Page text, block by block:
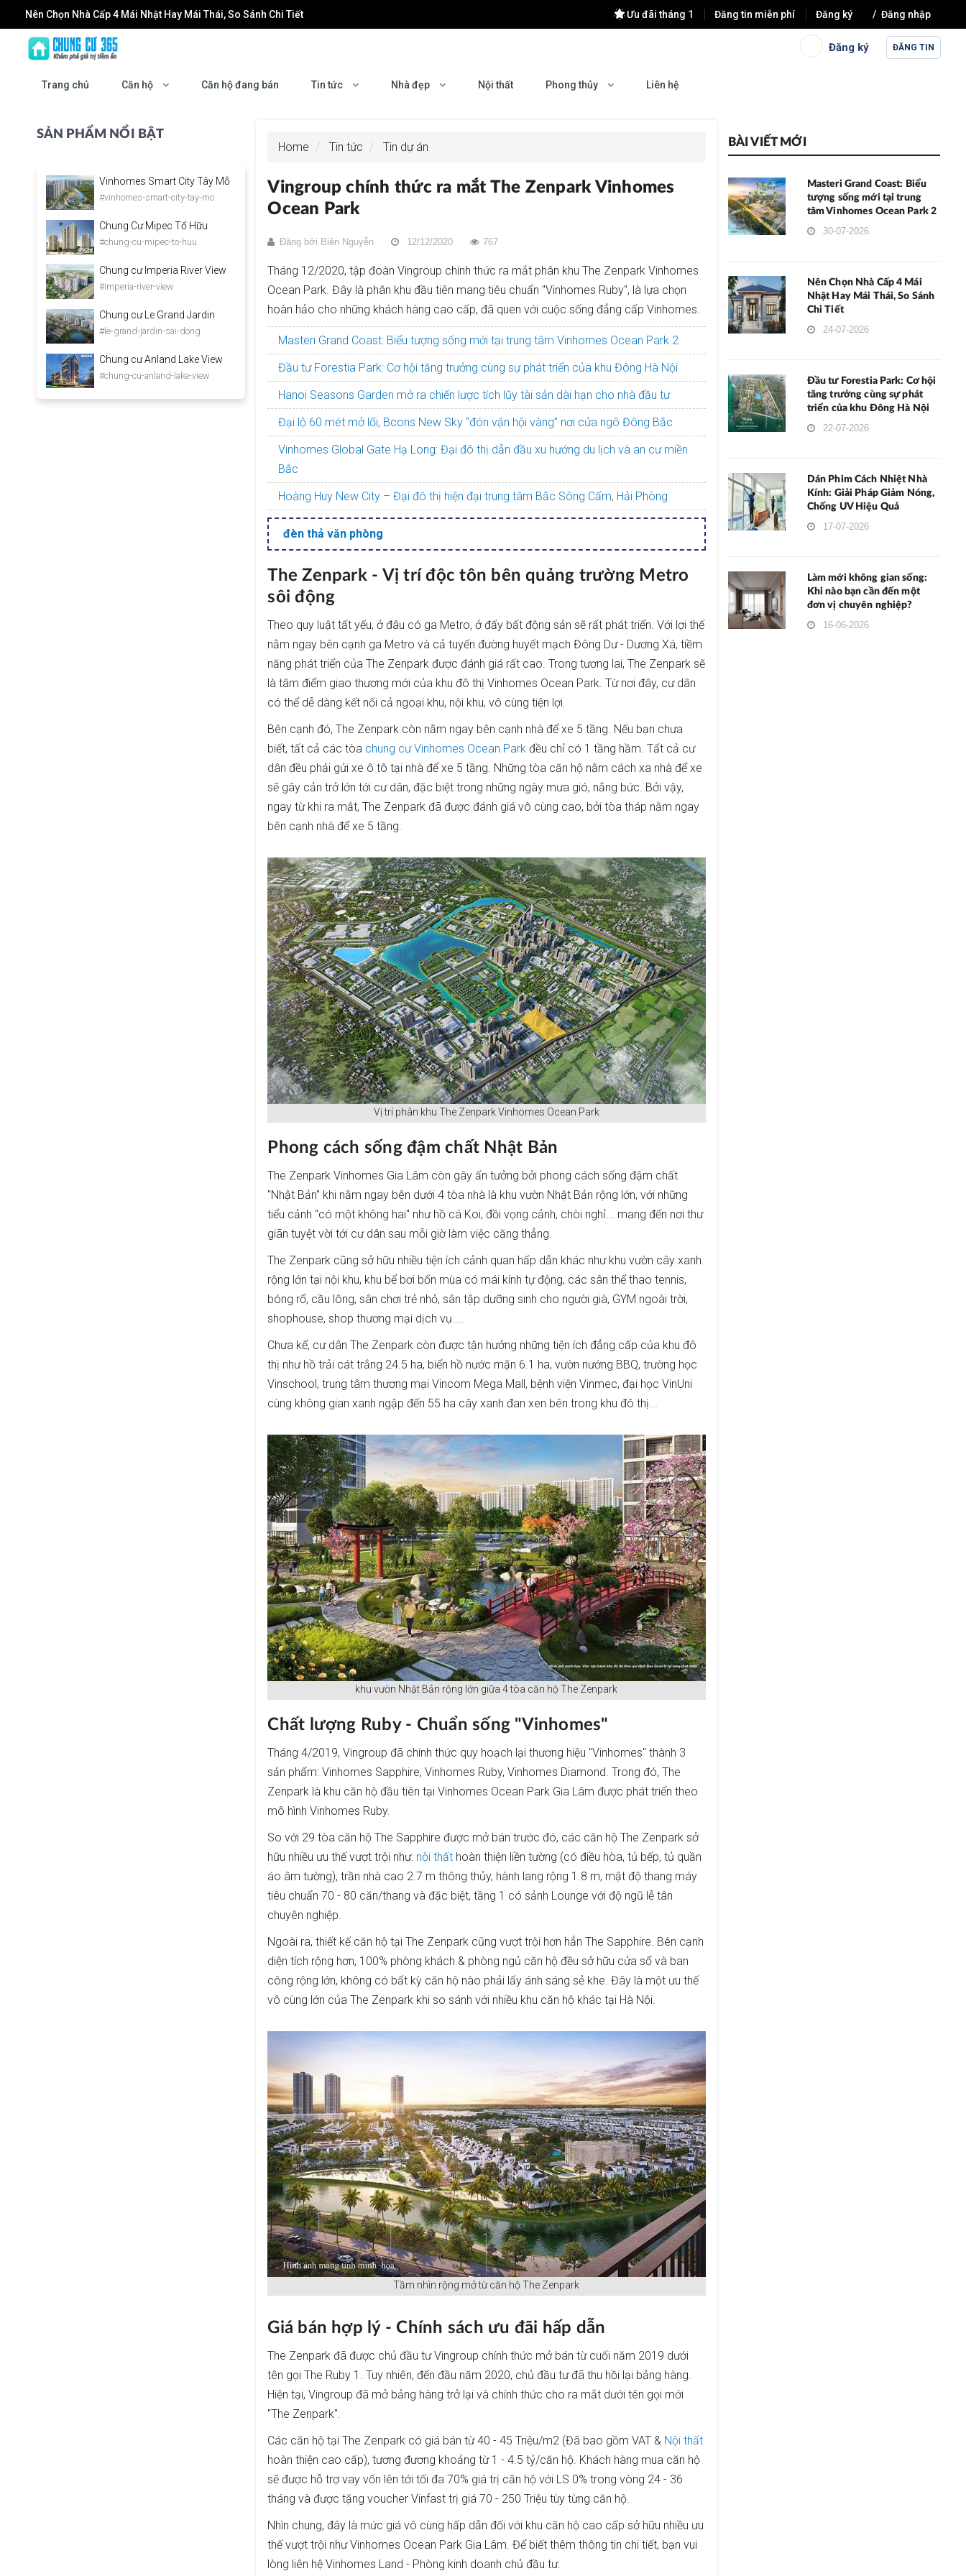
Nên Chọn Nhà Cấp 4 Mái Nhật Hay Mái Thái, So Sánh Chi Tiết
Đầu tư Forestia Park: Cơ hội tăng trưởng cùng sự phát triển của khu Đông Hà Nội
Masteri Grand Coast: Biểu tượng sống mới tại trung tâm Vinhomes Ocean Park 2
Ưu đãi tháng 1 Đăng tin miễn phí Đăng ký Đăng nhập
Đăng ký ĐĂNG TIN
Trang chủ Căn hộ Căn hộ đang bán Tin tức Nhà đẹp Nội thất Phong thủy Liên hệ
Home Tin tức Tin dự án
Vingroup chính thức ra mắt The Zenpark Vinhomes
Ocean Park
Đăng bởi Biên Nguyễn 12/12/2020 767
Tháng 12/2020, tập đoàn Vingroup chính thức ra mắt phân khu The Zenpark Vinhomes
Ocean Park. Đây là phân khu đầu tiên mang tiêu chuẩn "Vinhomes Ruby", là lựa chọn
hoàn hảo cho những khách hàng cao cấp, đã quen với cuộc sống đẳng cấp Vinhomes.
Masteri Grand Coast: Biểu tượng sống mới tại trung tâm Vinhomes Ocean Park 2
Đầu tư Forestia Park: Cơ hội tăng trưởng cùng sự phát triển của khu Đông Hà Nội
Hanoi Seasons Garden mở ra chiến lược tích lũy tài sản dài hạn cho nhà đầu tư
Đại lộ 60 mét mở lối, Bcons New Sky “đón vận hội vàng” nơi cửa ngõ Đông Bắc
Vinhomes Global Gate Hạ Long: Đại đô thị dẫn đầu xu hướng du lịch và an cư miền
Bắc
Hoàng Huy New City – Đại đô thị hiện đại trung tâm Bắc Sông Cấm, Hải Phòng
đèn thả văn phòng
The Zenpark - Vị trí độc tôn bên quảng trường Metro
sôi động
Theo quy luật tất yếu, ở đâu có ga Metro, ở đấy bất động sản sẽ rất phát triển. Với lợi thế
nằm ngay bên cạnh ga Metro và cả tuyến đường huyết mạch Đông Dư - Dương Xá, tiềm
năng phát triển của The Zenpark được đánh giá rất cao. Trong tương lai, The Zenpark sẽ
là tâm điểm giao thương mới của khu đô thị Vinhomes Ocean Park. Từ nơi đây, cư dân
có thể dễ dàng kết nối cả ngoại khu, nội khu, vô cùng tiện lợi.
Bên cạnh đó, The Zenpark còn nằm ngay bên cạnh nhà để xe 5 tầng. Nếu bạn chưa
biết, tất cả các tòa chung cư Vinhomes Ocean Park đều chỉ có 1 tầng hầm. Tất cả cư
dân đều phải gửi xe ô tô tại nhà để xe 5 tầng. Những tòa căn hộ nằm cách xa nhà để xe
sẽ gây cản trở lớn tới cư dân, đặc biệt trong những ngày mưa gió, nắng bức. Bởi vậy,
ngay từ khi ra mắt, The Zenpark đã được đánh giá vô cùng cao, bởi tòa tháp nằm ngay
bên cạnh nhà để xe 5 tầng.
Vị trí phân khu The Zenpark Vinhomes Ocean Park
Phong cách sống đậm chất Nhật Bản
The Zenpark Vinhomes Gia Lâm còn gây ấn tưởng bởi phong cách sống đậm chất
"Nhật Bản" khi nằm ngay bên dưới 4 tòa nhà là khu vườn Nhật Bản rộng lớn, với những
tiểu cảnh "có một không hai" như hồ cá Koi, đồi vọng cảnh, chòi nghỉ... mang đến nơi thư
giãn tuyệt vời tới cư dân sau mỗi giờ làm việc căng thẳng.
The Zenpark cũng sở hữu nhiều tiện ích cảnh quan hấp dẫn khác như khu vườn cây xanh
rộng lớn tại nội khu, khu bể bơi bốn mùa có mái kính tự động, các sân thể thao tennis,
bóng rổ, cầu lông, sân chơi trẻ nhỏ, sân tập dưỡng sinh cho người già, GYM ngoài trời,
shophouse, shop thương mại dịch vụ....
Chưa kể, cư dân The Zenpark còn được tận hưởng những tiện ích đẳng cấp của khu đô
thị như hồ trải cát trắng 24.5 ha, biển hồ nước mặn 6.1 ha, vườn nướng BBQ, trường học
Vinschool, trung tâm thương mại Vincom Mega Mall, bệnh viện Vinmec, đại học VinUni
cùng không gian xanh ngập đến 55 ha cây xanh đan xen bên trong khu đô thị...
khu vườn Nhật Bản rộng lớn giữa 4 tòa căn hộ The Zenpark
Chất lượng Ruby - Chuẩn sống "Vinhomes"
Tháng 4/2019, Vingroup đã chính thức quy hoạch lại thương hiệu "Vinhomes" thành 3
sản phẩm: Vinhomes Sapphire, Vinhomes Ruby, Vinhomes Diamond. Trong đó, The
Zenpark là khu căn hộ đầu tiên tại Vinhomes Ocean Park Gia Lâm được phát triển theo
mô hình Vinhomes Ruby.
So với 29 tòa căn hộ The Sapphire được mở bán trước đó, các căn hộ The Zenpark sở
hữu nhiều ưu thế vượt trội như: nội thất hoàn thiện liền tường (có điều hòa, tủ bếp, tủ quần
áo âm tường), trần nhà cao 2.7 m thông thủy, hành lang rộng 1.8 m, mật độ thang máy
tiêu chuẩn 70 - 80 căn/thang và đặc biệt, tầng 1 có sảnh Lounge với độ ngũ lễ tân
chuyên nghiệp.
Ngoài ra, thiết kế căn hộ tại The Zenpark cũng vượt trội hơn hẳn The Sapphire. Bên cạnh
diện tích rộng hơn, 100% phòng khách & phòng ngủ căn hộ đều sở hữu cửa sổ và ban
công rộng lớn, không có bất kỳ căn hộ nào phải lấy ánh sáng sẻ khe. Đây là một ưu thế
vô cùng lớn của The Zenpark khi so sánh với nhiều khu căn hộ khác tại Hà Nội.
Tầm nhìn rộng mở từ căn hộ The Zenpark
Giá bán hợp lý - Chính sách ưu đãi hấp dẫn
The Zenpark đã được chủ đầu tư Vingroup chính thức mở bán từ cuối năm 2019 dưới
tên gọi The Ruby 1. Tuy nhiên, đến đầu năm 2020, chủ đầu tư đã thu hồi lại bảng hàng.
Hiện tại, Vingroup đã mở bảng hàng trở lại và chính thức cho ra mắt dưới tên gọi mới
"The Zenpark".
Các căn hộ tại The Zenpark có giá bán từ 40 - 45 Triệu/m2 (Đã bao gồm VAT & Nội thất
hoàn thiện cao cấp), tương đương khoảng từ 1 - 4.5 tỷ/căn hộ. Khách hàng mua căn hộ
sẽ được hỗ trợ vay vốn lên tới tối đa 70% giá trị căn hộ với LS 0% trong vòng 24 - 36
tháng và được tặng voucher Vinfast trị giá 70 - 250 Triệu tùy từng căn hộ.
Nhìn chung, đây là mức giá vô cùng hấp dẫn đối với khu căn hộ cao cấp sở hữu nhiều ưu
thế vượt trội như Vinhomes Ocean Park Gia Lâm. Để biết thêm thông tin chi tiết, bạn vui
lòng liên hệ Vinhomes Land - Phòng kinh doanh chủ đầu tư.
SẢN PHẨM NỔI BẬT
Vinhomes Smart City Tây Mỗ
#vinhomes-smart-city-tay-mo
Chung Cư Mipec Tố Hữu
#chung-cu-mipec-to-huu
Chung cư Imperia River View
#imperia-river-view
Chung cư Le Grand Jardin
#le-grand-jardin-sai-dong
Chung cư Anland Lake View
#chung-cu-anland-lake-view
BÀI VIẾT MỚI
Masteri Grand Coast: Biểu
tượng sống mới tại trung
tâm Vinhomes Ocean Park 2
30-07-2026
Nên Chọn Nhà Cấp 4 Mái
Nhật Hay Mái Thái, So Sánh
Chi Tiết
24-07-2026
Đầu tư Forestia Park: Cơ hội
tăng trưởng cùng sự phát
triển của khu Đông Hà Nội
22-07-2026
Dán Phim Cách Nhiệt Nhà
Kính: Giải Pháp Giảm Nóng,
Chống UV Hiệu Quả
17-07-2026
Làm mới không gian sống:
Khi nào bạn cần đến một
đơn vị chuyên nghiệp?
16-06-2026